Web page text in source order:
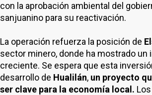
con la aprobación ambiental del
sanjuanino para su reactivación.
La operación refuerza la posición de
sector minero, donde ha mostrado un
creciente. Se espera que esta
desarrollo de Hualilán, un proyecto
ser clave para la economía local.